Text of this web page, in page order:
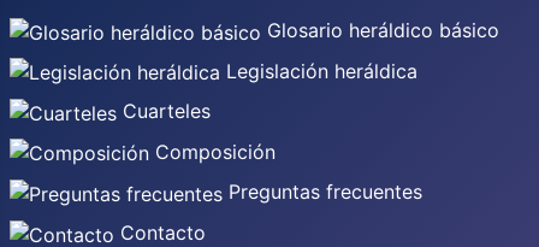
Glosario heráldico básico
Legislación heráldica
Cuarteles
Composición
Preguntas frecuentes
Contacto